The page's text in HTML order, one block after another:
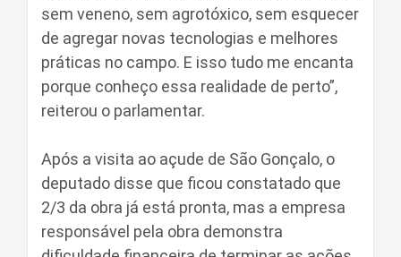
sem veneno, sem agrotóxico, sem esquecer
de agregar novas tecnologias e melhores
práticas no campo. E isso tudo me encanta
porque conheço essa realidade de perto”,
reiterou o parlamentar.
Após a visita ao açude de São Gonçalo, o
deputado disse que ficou constatado que
2/3 da obra já está pronta, mas a empresa
responsável pela obra demonstra